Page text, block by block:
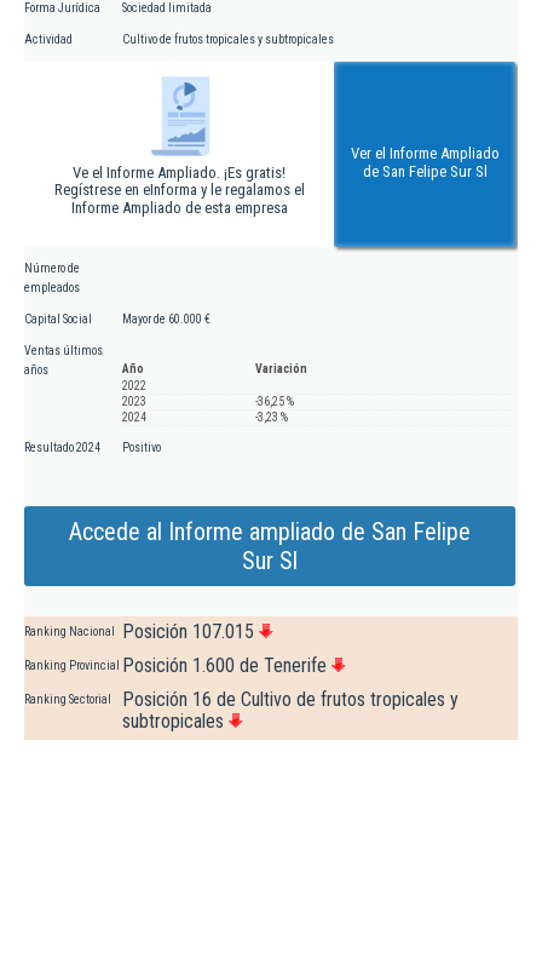
Forma Jurídica Sociedad limitada
Actividad Cultivo de frutos tropicales y subtropicales
Ve el Informe Ampliado. ¡Es gratis!
Regístrese en eInforma y le regalamos el
Informe Ampliado de esta empresa
Ver el Informe Ampliado
de San Felipe Sur Sl
Número de
empleados
Capital Social Mayor de 60.000 €
Ventas últimos
años
Año
Variación
2022
2023
-36,25 %
2024
-3,23 %
Resultado 2024 Positivo
Accede al Informe ampliado de San Felipe
Sur Sl
Ranking Nacional Posición 107.015
Ranking Provincial Posición 1.600 de Tenerife
Ranking Sectorial
Posición 16 de Cultivo de frutos tropicales y
subtropicales